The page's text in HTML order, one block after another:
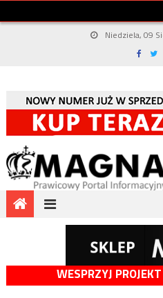
Niedziela, 09
WESPRZYJ